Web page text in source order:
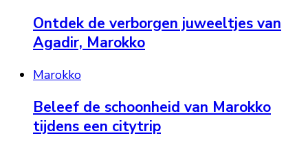
Ontdek de verborgen juweeltjes van
Agadir, Marokko
Marokko
Beleef de schoonheid van Marokko
tijdens een citytrip